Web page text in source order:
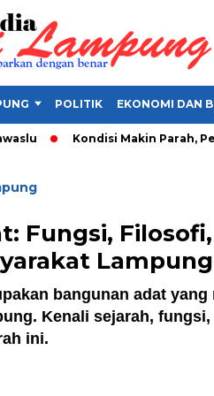
POLITIK EKONOMI DAN
Kondisi Makin Parah, Pemkot
Fungsi,
Lampung
bangunan adat
Kenali sejarah,
ini.